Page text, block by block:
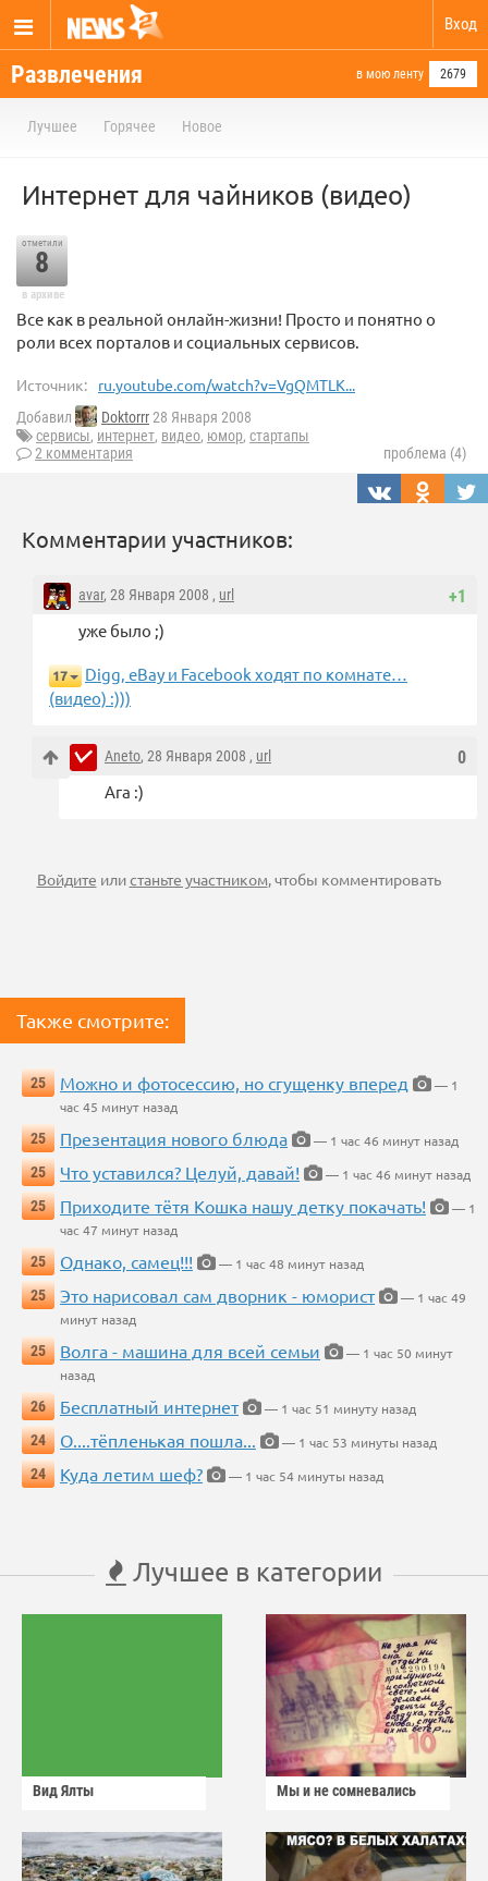
Вход
Развлечения в мою ленту 2679
Лучшее Горячее Новое
Интернет для чайников (видео)
отметили
8
в архиве
Все как в реальной онлайн-жизни! Просто и понятно о
роли всех порталов и социальных сервисов.
Источник: ru.youtube.com/watch?v=VgQMTLK...
Добавил Doktorrr28 Января 2008
сервисы, интернет, видео, юмор, стартапы
2 комментария
проблема (4)
Комментарии участников:
+1
avar, 28 Января 2008 , url
уже было ;)
17
Digg, eBay и Facebook ходят по комнате…
(видео) :)))
0
Aneto, 28 Января 2008 , url
Ага :)
Войдите илистаньте участником, чтобы комментировать
Также смотрите:
25 Можно и фотосессию, но сгущенку вперед
— 1
час 45 минут назад
25
Презентация нового блюда
— 1 час 46 минут назад
25
Что уставился? Целуй, давай!
— 1 час 46 минут назад
25
Приходите тётя Кошка нашу детку покачать!
— 1
час 47 минут назад
25
Однако, самец!!!
— 1 час 48 минут назад
25
Это нарисовал сам дворник - юморист
— 1 час 49
минут назад
25
Волга - машина для всей семьи
— 1 час 50 минут
назад
26
Бесплатный интернет
— 1 час 51 минуту назад
24
О....тёпленькая пошла...
— 1 час 53 минуты назад
24
Куда летим шеф? — 1 час 54 минуты назад
Лучшее в категории
Вид Ялты Мы и не сомневались